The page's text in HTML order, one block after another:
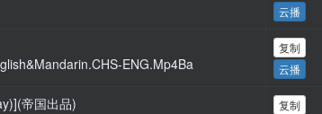
云播
ENG.Mp4Ba
复制
云播
帝国出品)
复制